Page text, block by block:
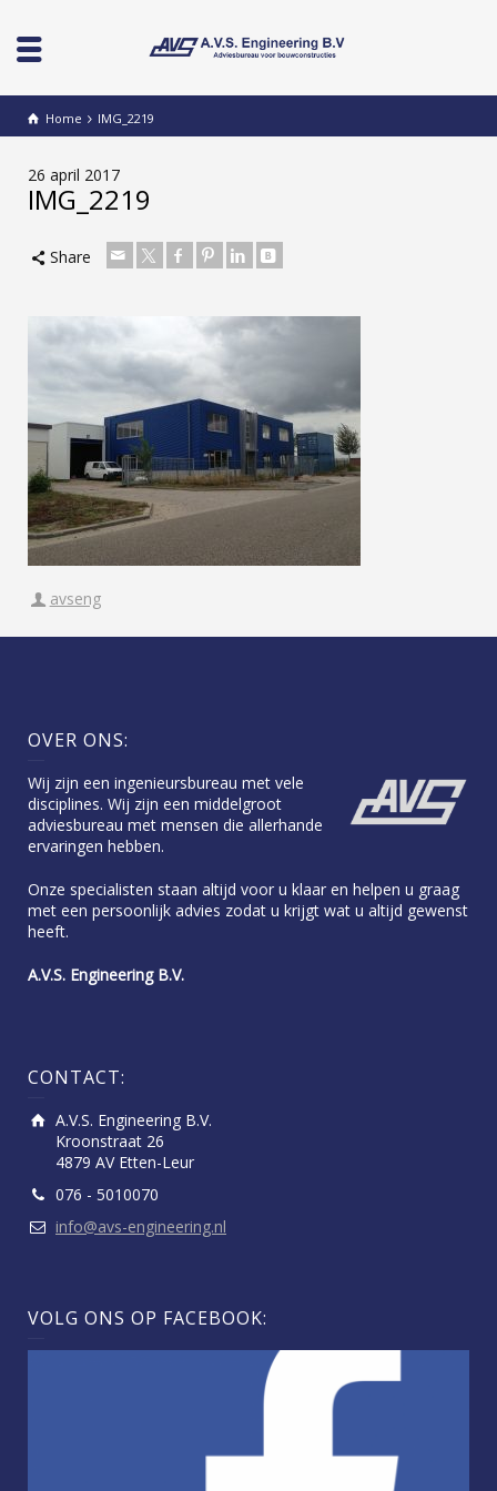
Home IMG_2219
26 april 2017
IMG_2219
Share
avseng
OVER ONS:
Wij zijn een ingenieursbureau met vele
disciplines. Wij zijn een middelgroot
adviesbureau met mensen die allerhande
ervaringen hebben.
Onze specialisten staan altijd voor u klaar en helpen u graag
met een persoonlijk advies zodat u krijgt wat u altijd gewenst
heeft.
A.V.S. Engineering B.V.
CONTACT:
A.V.S. Engineering B.V.
Kroonstraat 26
4879 AV Etten-Leur
076 - 5010070
info@avs-engineering.nl
VOLG ONS OP FACEBOOK: